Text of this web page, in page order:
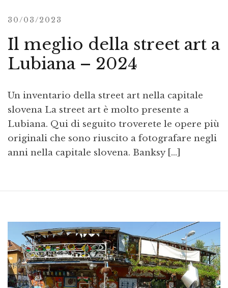
30/03/2023
Il meglio della street art a
Lubiana – 2024
Un inventario della street art nella capitale
slovena La street art è molto presente a
Lubiana. Qui di seguito troverete le opere più
originali che sono riuscito a fotografare negli
anni nella capitale slovena. Banksy […]